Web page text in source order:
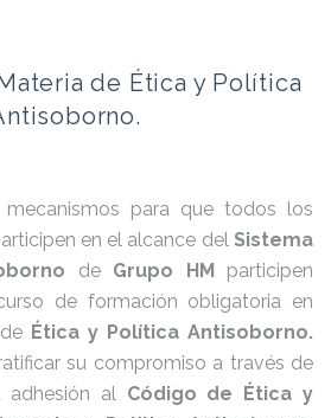
de Ética y Política
para que todos los
en el alcance del Sistema
de Grupo HM
participen
de formación obligatoria en
Ética y Política Antisoborno.
su compromiso a través de
adhesión al Código de Ética y